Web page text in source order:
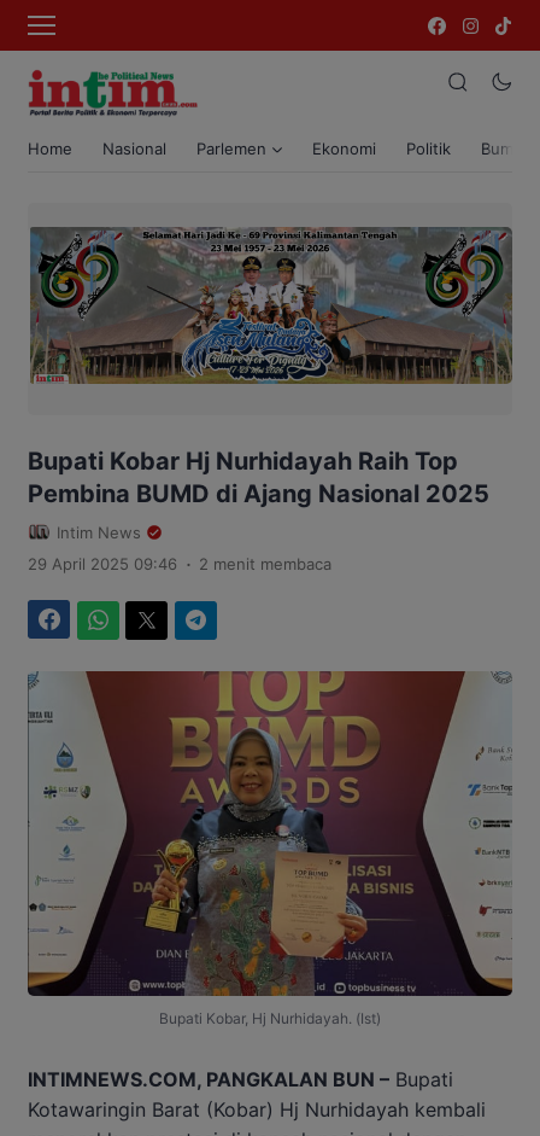
Home Nasional Parlemen Ekonomi Politik Bumi
Bupati Kobar Hj Nurhidayah Raih Top
Pembina BUMD di Ajang Nasional 2025
Intim News
29 April 2025 09:46 . 2 menit membaca
Bupati Kobar, Hj Nurhidayah. (Ist)
INTIMNEWS.COM, PANGKALAN BUN – Bupati
Kotawaringin Barat (Kobar) Hj Nurhidayah kembali